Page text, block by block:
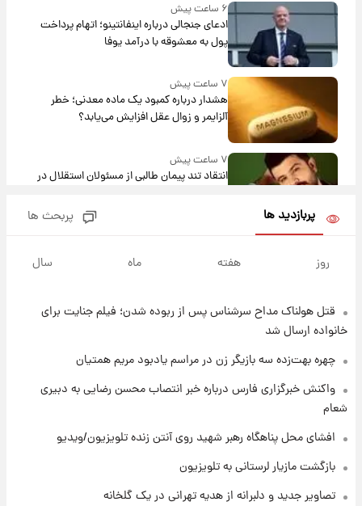
۶ ساعت پیش
ادعای جنجالی درباره اینفانتینو؛ اتهام پرداخت
پول به معشوقه با درآمد یوفا
۷ ساعت پیش
هشدار درباره کمبود یک ماده معدنی؛ خطر
آلزایمر و زوال عقل افزایش می‌یابد؟
۷ ساعت پیش
انتقاد تند پیمان طالبی از مسئولان استقلال در
مرداد ۱۴۰۵ +جدول
۸ ساعت پیش
۹ ساعت پیش
۹ ساعت پیش
قیمت محصولات ایران‌خودرو و سایپا امروز شنبه
۱۷ مرداد ۱۴۰۵
پربازدید ها پربحث ها
روز هفته ماه سال
قتل هولناک مداح سرشناس پس از ربوده شدن؛ فیلم جنایت برای
خانواده ارسال شد
چهره بهت‌زده سه بازیگر زن در مراسم یادبود مریم همتیان
واکنش خبرگزاری فارس درباره خبر انتصاب محسن رضایی به دبیری
شعام
افشای محل پناهگاه‌ رهبر شهید روی آنتن زنده تلویزیون/ویدیو
بازگشت مازیار لرستانی به تلویزیون
تصاویر جدید و دلبرانه از هدیه تهرانی در یک گلخانه